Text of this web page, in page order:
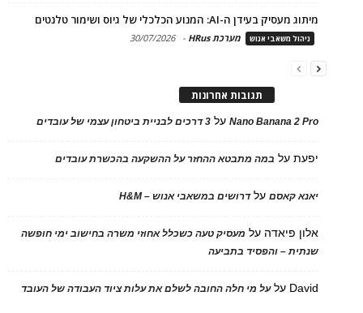
מיתוג מעסיק בעידן ה-AI: המנוע הכלכלי של גיוס ושימור טלנטים
ניהול משאבי אנוש מערכת HRus -
30/07/2026
תגובות אחרונות
Nano Banana 2 Proעל 3 דרכים לבניית ביטחון עצמי של עובדים
יפעתעל במה מתבטא ההחזר על ההשקעה בהכשרת עובדים
יאנא קאסםעלדרושים במשאבי אנוש – H&M
אלון פיאדה על מעסיק טעה כשכלל אחוזי משרה בחישוב ימי חופשה
שנתית – והפסיד בתביעה
David עלעל מי חלה החובה לשלם את עלות ציוד העבודה של העובד